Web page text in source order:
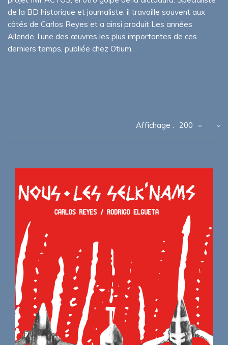
de la BD historique et journaliste, il travaille souvent aux
côtés de Carlos Reyes et a ainsi produit Les années
Allende, l’une des œuvres les plus importantes de ces
derniers temps, publiée chez Otium.
Affichage : 200